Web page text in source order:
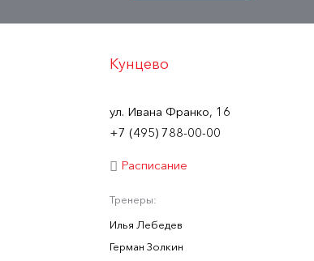
Кунцево
ул. Ивана Франко, 16
+7 (495) 788-00-00
Расписание
Тренеры:
Илья Лебедев
Герман Золкин